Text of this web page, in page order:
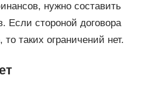
нужно составить
Если стороной договора
таких ограничений нет.